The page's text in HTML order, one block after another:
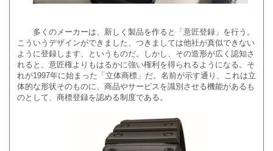
多くのメーカーは、新しく製品を作ると「意匠登録」を行う。
こういうデザインができました、つきましては他社が真似できない
ように登録します、というものだ。しかし、その造形が広く認知さ
れると、意匠権よりもはるかに強い権利を得られるようになる。そ
れが1997年に始まった「立体商標」だ。名前が示す通り、これは立
体的な形状そのものに、商品やサービスを識別させる機能があるも
のとして、商標登録を認める制度である。